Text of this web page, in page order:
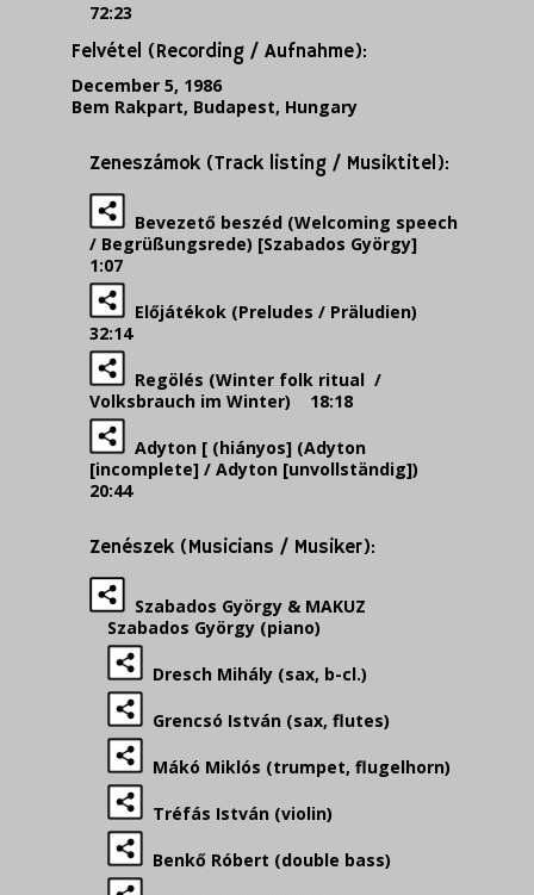
72:23
Felvétel (Recording / Aufnahme):
December 5, 1986
Bem Rakpart, Budapest, Hungary
Zeneszámok (Track listing / Musiktitel):
Bevezető beszéd (Welcoming speech
/ Begrüßungsrede) [Szabados György]
1:07
Előjátékok (Preludes / Präludien)
32:14
Regölés (Winter folk ritual /
Volksbrauch im Winter) 18:18
Adyton [ (hiányos] (Adyton
[incomplete] / Adyton [unvollständig])
20:44
Zenészek (Musicians / Musiker):
Szabados György & MAKUZ
Szabados György (piano)
Dresch Mihály (sax, b-cl.)
Grencsó István (sax, flutes)
Mákó Miklós (trumpet, flugelhorn)
Tréfás István (violin)
Benkő Róbert (double bass)